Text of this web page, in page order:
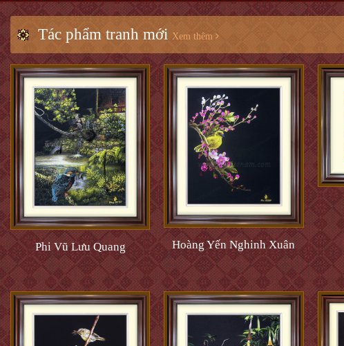
Tác phẩm tranh mớiXem thêm
Phi Vũ Lưu Quang Hoàng Yến Nghinh Xuân